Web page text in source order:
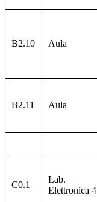
B2.10 Aula
B2.11 Aula
C0.1
Lab.
Elettronica 4